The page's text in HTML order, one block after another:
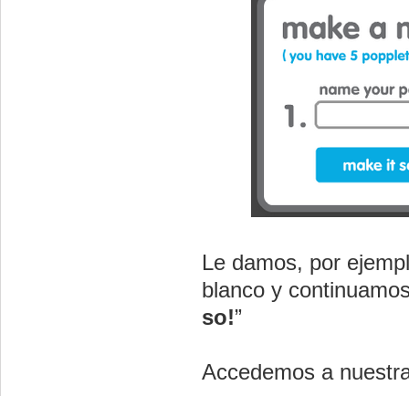
Le damos, por
blanco y
so!”
Accedemos a